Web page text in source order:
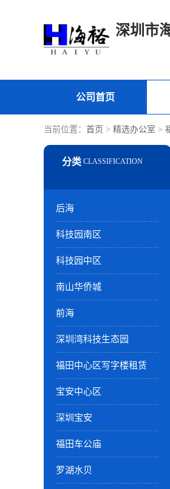
深圳市
公司首页
当前位置： 首页 > 精选办公室 >
后海
科技园南区
科技园中区
南山华侨城
前海
深圳湾科技生态园
福田中心区写字楼租赁
宝安中心区
深圳宝安
福田车公庙
罗湖水贝